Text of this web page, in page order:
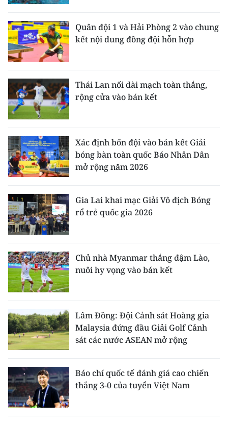
Quân đội 1 và Hải Phòng 2 vào chung
kết nội dung đồng đội hỗn hợp
Thái Lan nối dài mạch toàn thắng,
rộng cửa vào bán kết
Xác định bốn đội vào bán kết Giải
bóng bàn toàn quốc Báo Nhân Dân
mở rộng năm 2026
Gia Lai khai mạc Giải Vô địch Bóng
rổ trẻ quốc gia 2026
Chủ nhà Myanmar thắng đậm Lào,
nuôi hy vọng vào bán kết
Lâm Đồng: Đội Cảnh sát Hoàng gia
Malaysia đứng đầu Giải Golf Cảnh
sát các nước ASEAN mở rộng
Báo chí quốc tế đánh giá cao chiến
thắng 3-0 của tuyển Việt Nam